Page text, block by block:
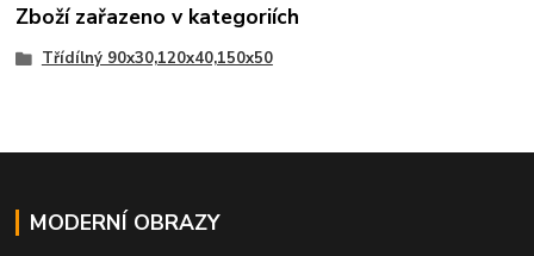
Zboží zařazeno v kategoriích
Třídílný 90x30,120x40,150x50
MODERNÍ OBRAZY